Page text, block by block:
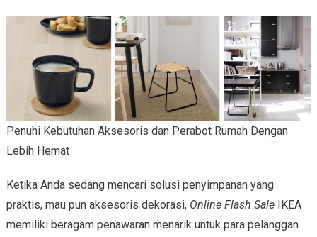
Penuhi Kebutuhan Aksesoris dan Perabot Rumah Dengan
Lebih Hemat
Ketika Anda sedang mencari solusi penyimpanan yang
praktis, mau pun aksesoris dekorasi, Online Flash SaleIKEA
memiliki beragam penawaran menarik untuk para pelanggan.